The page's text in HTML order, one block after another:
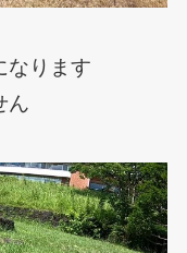
なります
ん